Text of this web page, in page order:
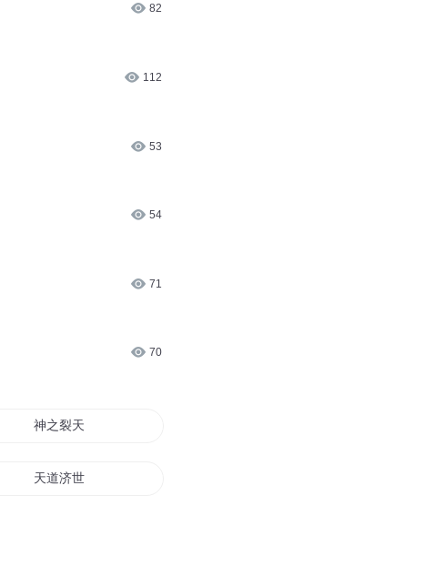
82
112
53
54
71
70
神之裂天
天道济世